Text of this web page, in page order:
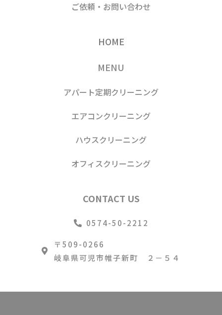
ご依頼・お問い合わせ
HOME
MENU
アパート定期クリーニング
エアコンクリーニング
ハウスクリーニング
オフィスクリーニング
CONTACT US
0574-50-2212
〒509-0266
岐阜県可児市帷子新町 ２－５４